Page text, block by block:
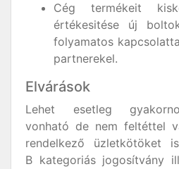
Cég termékeit
értékesitése új
folyamatos
partnerekel.
Elvárások
Lehet esetleg
vonható de nem feltéttel
rendelkező üzletkötöket
B kategoriás jogosítvány